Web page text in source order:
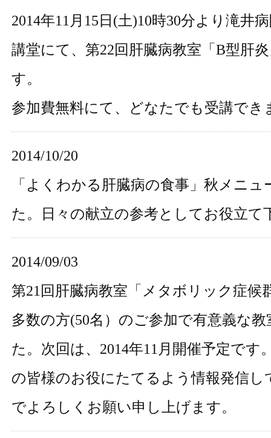
2014年11月15日(土)10時30分より滝井
講堂にて、第22回肝臓病教室「B型肝
す。
参加費無料にて、どなたでも受講でき
2014/10/20
「 よくわかる肝臓病の食事 」秋メニュ
た。日々の献立の参考としてお役立て
2014/09/03
第21回肝臓病教室「メタボリック症候
多数の方(50名）のご参加で有意義な
た。次回は、2014年11月開催予定です
の皆様のお役にたてるよう情報発信し
でよろしくお願い申し上げます。